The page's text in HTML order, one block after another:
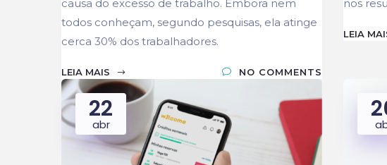
causa do excesso de trabalho. Embora nem
todos conheçam, segundo pesquisas, ela atinge
cerca 30% dos trabalhadores.
LEIA MAIS NO COMMENTS
nos
LEIA
22
abr